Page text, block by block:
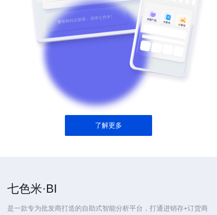
了解更多
七色米·BI
是一款专为批发商打造的自助式智能分析平台，打通进销存+订货商